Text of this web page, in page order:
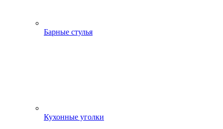
Барные стулья
Кухонные уголки